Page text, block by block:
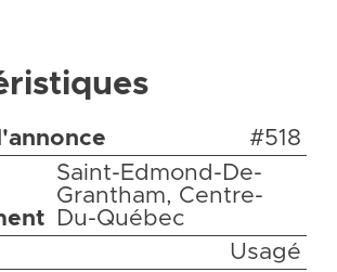
#518
Saint-Edmond-De-
Grantham, Centre-
Du-Québec
Usagé